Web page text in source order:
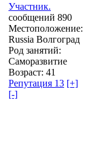
Участник.
сообщений 890
Местоположение:
Russia Волгоград
Род занятий:
Саморазвитие
Возраст: 41
Репутация 13 [+]
[-]